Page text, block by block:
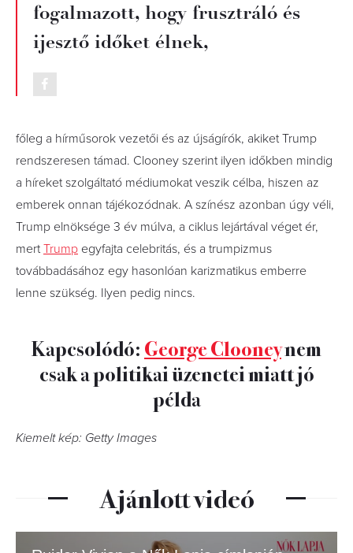
fogalmazott, hogy frusztráló és
ijesztő időket élnek,
főleg a hírműsorok vezetői és az újságírók, akiket Trump
rendszeresen támad. Clooney szerint ilyen időkben mindig
a híreket szolgáltató médiumokat veszik célba, hiszen az
emberek onnan tájékozódnak. A színész azonban úgy véli,
Trump elnöksége 3 év múlva, a ciklus lejártával véget ér,
mertTrump egyfajta celebritás, és a trumpizmus
továbbadásához egy hasonlóan karizmatikus emberre
lenne szükség. Ilyen pedig nincs.
Kapcsolódó:George Clooneynem
csak a politikai üzenetei miatt jó
példa
Kiemelt kép: Getty Images
Ajánlott videó